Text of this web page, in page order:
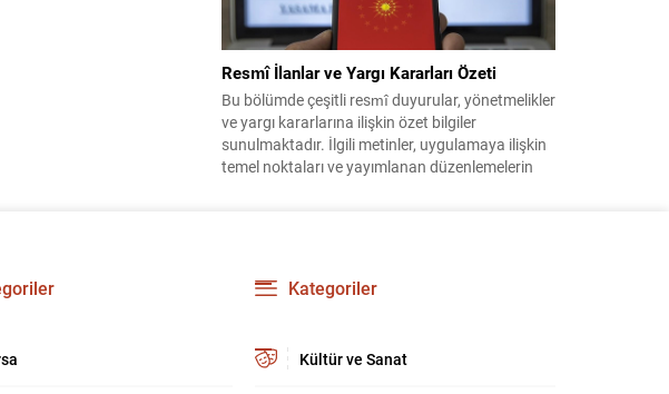
Resmî İlanlar ve Yargı Kararları Özeti
Bu bölümde çeşitli resmî duyurular, yönetmelikler
ve yargı kararlarına ilişkin özet bilgiler
sunulmaktadır. İlgili metinler, uygulamaya ilişkin
temel noktaları ve yayımlanan düzenlemelerin
böylece dikkat çeken maddeler çabuk...
Kategoriler
Kültür ve Sanat